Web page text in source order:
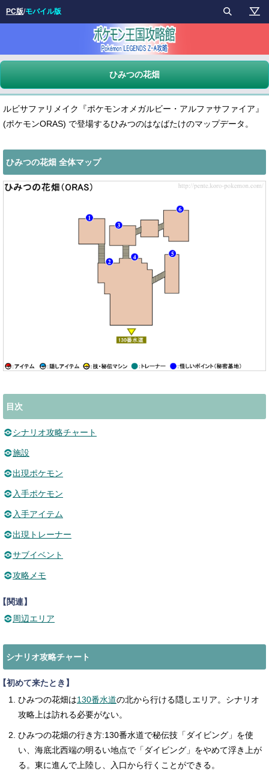
ひみつの花畑
ルビサファリメイク『ポケモンオメガルビー・アルファサファイア』
(ポケモンORAS) で登場するひみつのはなばたけのマップデータ。
ひみつの花畑 全体マップ
目次
シナリオ攻略チャート
施設
出現ポケモン
入手ポケモン
入手アイテム
出現トレーナー
サブイベント
攻略メモ
関連】
周辺エリア
シナリオ攻略チャート
初めて来たとき】
ひみつの花畑は130番水道の北から行ける隠しエリア。シナリオ
攻略上は訪れる必要がない。
ひみつの花畑の行き方:130番水道で秘伝技「ダイビング」を使
い、海底北西端の明るい地点で「ダイビング」をやめて浮き上が
る。東に進んで上陸し、入口から行くことができる。
PC版/モバイル版